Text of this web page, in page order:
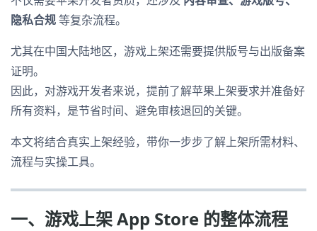
隐私合规等复杂流程。
尤其在中国大陆地区，游戏上架还需要提供版号与出版备案
证明。
因此，对游戏开发者来说，提前了解苹果上架要求并准备好
所有资料，是节省时间、避免审核退回的关键。
本文将结合真实上架经验，带你一步步了解上架所需材料、
流程与实操工具。
一、游戏上架 App Store 的整体流程